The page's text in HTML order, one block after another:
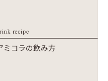
recipe
ミコラの飲み方